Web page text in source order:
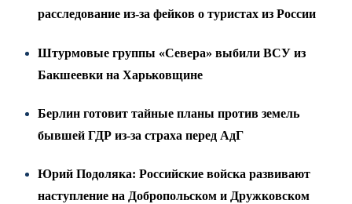
расследование из-за фейков о туристах из России
Штурмовые группы «Севера» выбили ВСУ из
Бакшеевки на Харьковщине
Берлин готовит тайные планы против земель
бывшей ГДР из-за страха перед АдГ
Юрий Подоляка: Российские войска развивают
наступление на Добропольском и Дружковском